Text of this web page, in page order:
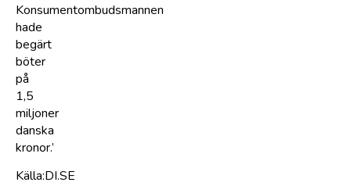
Konsumentombudsmannen
hade
begärt
böter
på
1,5
miljoner
danska
kronor.’
Källa:DI.SE